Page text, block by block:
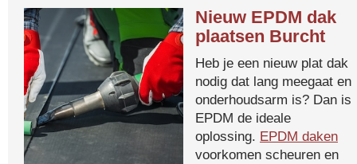
Nieuw EPDM dak
plaatsen Burcht
Heb je een nieuw plat dak
nodig dat lang meegaat en
onderhoudsarm is? Dan is
EPDM de ideale
oplossing. EPDM daken
voorkomen scheuren en